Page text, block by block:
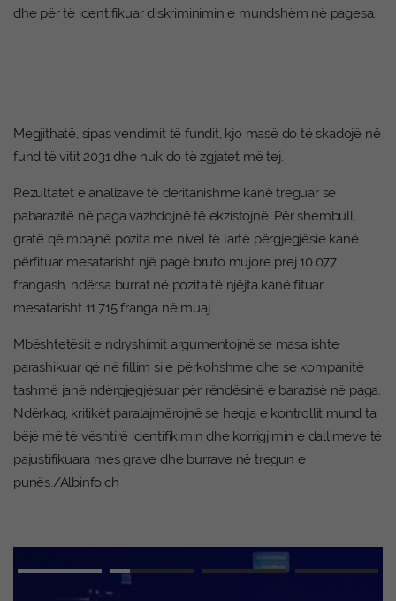
dhe për të identifikuar diskriminimin e mundshëm në pagesa.
Megjithatë, sipas vendimit të fundit, kjo masë do të skadojë në
fund të vitit 2031 dhe nuk do të zgjatet më tej.
Rezultatet e analizave të deritanishme kanë treguar se
pabarazitë në paga vazhdojnë të ekzistojnë. Për shembull,
gratë që mbajnë pozita me nivel të lartë përgjegjësie kanë
përfituar mesatarisht një pagë bruto mujore prej 10.077
frangash, ndërsa burrat në pozita të njëjta kanë fituar
mesatarisht 11.715 franga në muaj.
Mbështetësit e ndryshimit argumentojnë se masa ishte
parashikuar që në fillim si e përkohshme dhe se kompanitë
tashmë janë ndërgjegjësuar për rëndësinë e barazisë në paga.
Ndërkaq, kritikët paralajmërojnë se heqja e kontrollit mund ta
bëjë më të vështirë identifikimin dhe korrigjimin e dallimeve të
pajustifikuara mes grave dhe burrave në tregun e
punës./Albinfo.ch